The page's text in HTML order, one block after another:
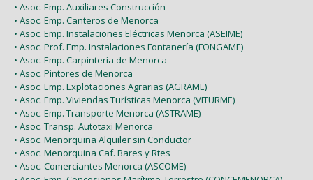
• Asoc. Emp. Auxiliares Construcción
• Asoc. Emp. Canteros de Menorca
• Asoc. Emp. Instalaciones Eléctricas Menorca (ASEIME)
• Asoc. Prof. Emp. Instalaciones Fontanería (FONGAME)
• Asoc. Emp. Carpintería de Menorca
• Asoc. Pintores de Menorca
• Asoc. Emp. Explotaciones Agrarias (AGRAME)
• Asoc. Emp. Viviendas Turísticas Menorca (VITURME)
• Asoc. Emp. Transporte Menorca (ASTRAME)
• Asoc. Transp. Autotaxi Menorca
• Asoc. Menorquina Alquiler sin Conductor
• Asoc. Menorquina Caf. Bares y Rtes
• Asoc. Comerciantes Menorca (ASCOME)